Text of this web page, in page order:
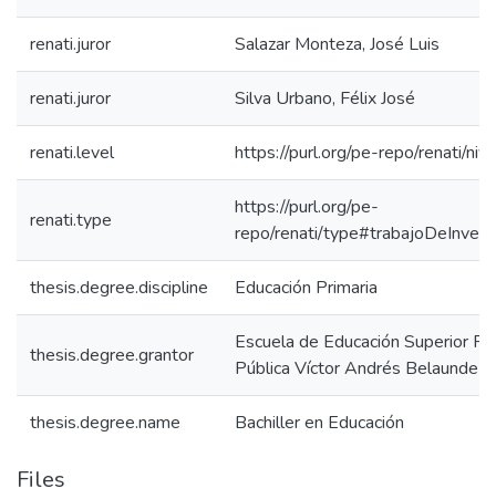
renati.juror Salazar Monteza, José Luis
renati.juror Silva Urbano, Félix José
renati.level https://purl.org/pe-repo/renati/
renati.type
https://purl.org/pe-
repo/renati/
thesis.degree.discipline Educación Primaria
thesis.degree.grantor
Escuela de Educación Superior
Pública Víctor Andrés Belaunde
thesis.degree.name Bachiller en Educación
Files